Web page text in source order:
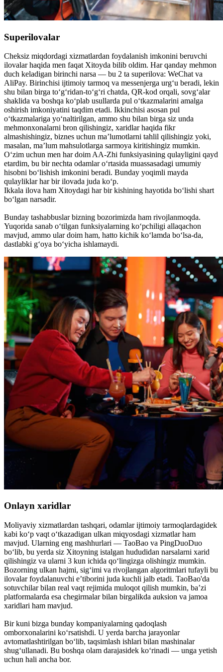
Superilovalar
Cheksiz miqdordagi xizmatlardan foydalanish imkonini beruvchi
ilovalar haqida men faqat Xitoyda bilib oldim. Har qanday mehmon
duch keladigan birinchi narsa — bu 2 ta superilova: WeChat va
AliPay. Birinchisi ijtimoiy tarmoq va messenjerga urg‘u beradi, lekin
shu bilan birga to‘g‘ridan-to‘g‘ri chatda, QR-kod orqali, sovg‘alar
shaklida va boshqa ko‘plab usullarda pul o‘tkazmalarini amalga
oshirish imkoniyatini taqdim etadi. Ikkinchisi asosan pul
o‘tkazmalariga yo‘naltirilgan, ammo shu bilan birga siz unda
mehmonxonalarni bron qilishingiz, xaridlar haqida fikr
almashishingiz, biznes uchun ma’lumotlarni tahlil qilishingiz yoki,
masalan, ma’lum mahsulotlarga sarmoya kiritishingiz mumkin.
O‘zim uchun men har doim AA-Zhi funksiyasining qulayligini qayd
etardim, bu bir nechta odamlar o‘rtasida muassasadagi umumiy
hisobni bo‘lishish imkonini beradi. Bunday yoqimli mayda
qulayliklar har bir ilovada juda ko‘p.
Ikkala ilova ham Xitoydagi har bir kishining hayotida bo‘lishi shart
bo‘lgan narsadir.
Bunday tashabbuslar bizning bozorimizda ham rivojlanmoqda.
Yuqorida sanab o‘tilgan funksiyalarning ko‘pchiligi allaqachon
mavjud, ammo ular doim ham, hatto kichik ko‘lamda bo‘lsa-da,
dastlabki g‘oya bo‘yicha ishlamaydi.
Onlayn xaridlar
Moliyaviy xizmatlardan tashqari, odamlar ijtimoiy tarmoqlardagidek
kabi ko‘p vaqt o‘tkazadigan ulkan miqyosdagi xizmatlar ham
mavjud. Ularning eng mashhurlari — TaoBao va PingDuoDuo
bo‘lib, bu yerda siz Xitoyning istalgan hududidan narsalarni xarid
qilishingiz va ularni 3 kun ichida qo‘lingizga olishingiz mumkin.
Bozorning ulkan hajmi, sig‘imi va rivojlangan algoritmlari tufayli bu
ilovalar foydalanuvchi e’tiborini juda kuchli jalb etadi. TaoBao'da
sotuvchilar bilan real vaqt rejimida muloqot qilish mumkin, ba’zi
platformalarda esa chegirmalar bilan birgalikda auksion va jamoa
xaridlari ham mavjud.
Bir kuni bizga bunday kompaniyalarning qadoqlash
omborxonalarini ko‘rsatishdi. U yerda barcha jarayonlar
avtomatlashtirilgan bo‘lib, taqsimlash ishlari bilan mashinalar
shug‘ullanadi. Bu boshqa olam darajasidek ko‘rinadi — unga yetish
uchun hali ancha bor.